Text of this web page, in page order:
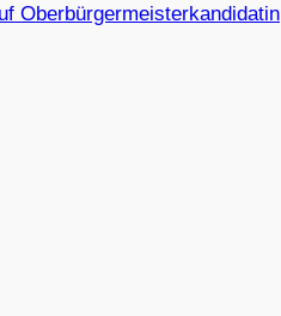
Oberbürgermeisterkandidatin